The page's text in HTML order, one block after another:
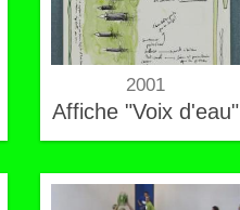
2001
Affiche "Voix d'eau"